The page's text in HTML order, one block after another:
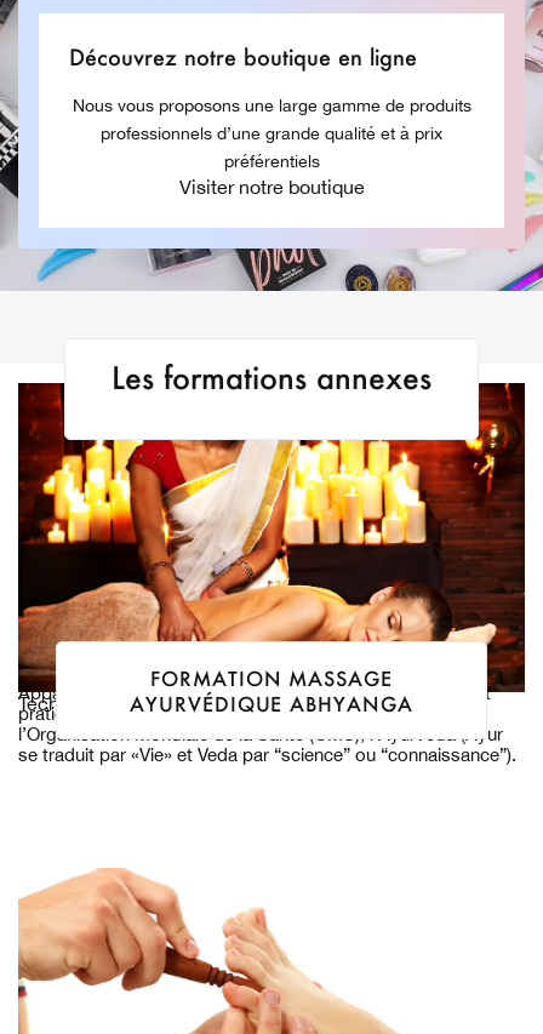
Découvrez notre boutique en ligne
Nous vous proposons une large gamme de produits
professionnels d’une grande qualité et à prix
préférentiels
Visiter notre boutique
Les formations annexes
Techniques Ancestrales
FORMATION MASSAGE
AYURVÉDIQUE ABHYANGA
Apparue en Inde il y a plus de 5.000 ans, encore largement
pratiquée aujourd’hui et reconnue officiellement par
l’Organisation Mondiale de la Santé (OMS), l’Ayurveda (Ayur
se traduit par «Vie» et Veda par “science” ou “connaissance”).